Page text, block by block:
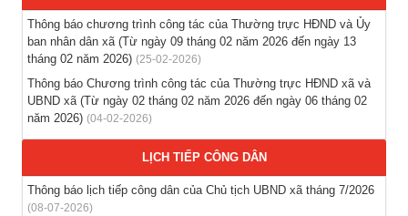
(04-08-2026)
Thông báo hỗ trợ tư vấn, tuyển dụng lao động đi làm việc
(03-08-2026)
Thông báo hỗ trợ tư vấn, tuyển dụng lao động đi làm việc ở
nước ngoài theo hợp đồng
(28-07-2026)
Thông báo chương trình công tác của Thường trực HĐND và Ủy
ban nhân dân xã (Từ ngày 09 tháng 02 năm 2026 đến ngày 13
tháng 02 năm 2026) (25-02-2026)
Thông báo Chương trình công tác của Thường trực HĐND xã và
UBND xã (Từ ngày 02 tháng 02 năm 2026 đến ngày 06 tháng 02
năm 2026) (04-02-2026)
LỊCH TIẾP CÔNG DÂN
Thông báo lịch tiếp công dân của Chủ tịch UBND xã tháng 7/2026
(08-07-2026)